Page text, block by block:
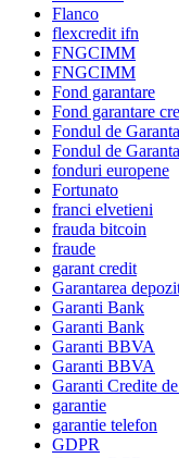
Flanco
flexcredit ifn
FNGCIMM
FNGCIMM
Fond garantare
Fond garantare
Fondul de
Fondul de
fonduri europene
Fortunato
franci elvetieni
frauda bitcoin
fraude
garant credit
Garantarea
Garanti Bank
Garanti Bank
Garanti BBVA
Garanti BBVA
Garanti Credite
garantie
garantie telefon
GDPR